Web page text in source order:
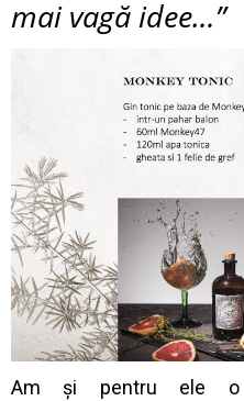
mai vagă idee…”
Am și pentru ele o